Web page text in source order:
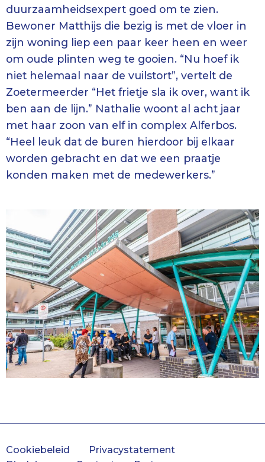
duurzaamheidsexpert goed om te zien.
Bewoner Matthijs die bezig is met de vloer in
zijn woning liep een paar keer heen en weer
om oude plinten weg te gooien. “Nu hoef ik
niet helemaal naar de vuilstort”, vertelt de
Zoetermeerder “Het frietje sla ik over, want ik
ben aan de lijn.” Nathalie woont al acht jaar
met haar zoon van elf in complex Alferbos.
“Heel leuk dat de buren hierdoor bij elkaar
worden gebracht en dat we een praatje
konden maken met de medewerkers.”
Cookiebeleid
Privacystatement